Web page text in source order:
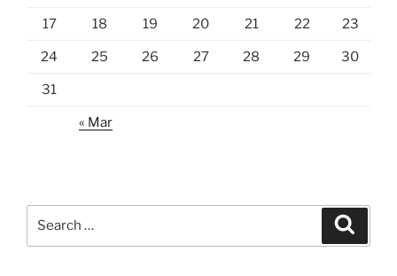
17 18 19 20 21 22 23
24 25 26 27 28 29 30
31
« Mar